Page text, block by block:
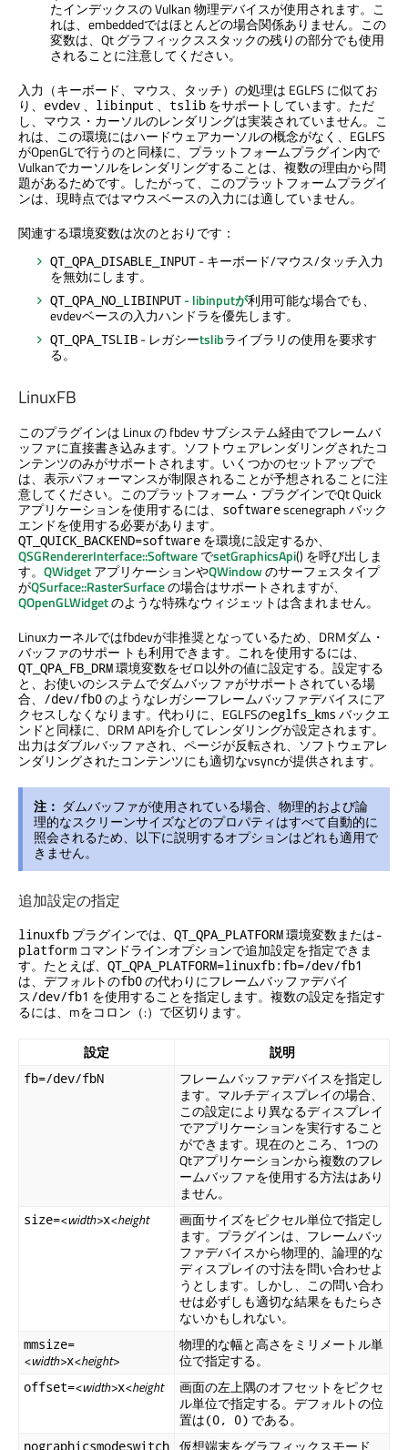
たインデックスの Vulkan 物理デバイスが使用されます。こ
れは、embeddedではほとんどの場合関係ありません。この
変数は、Qt グラフィックススタックの残りの部分でも使用
されることに注意してください。
入力（キーボード、マウス、タッチ）の処理は EGLFS に似てお
り、 evdev 、 libinput 、 tslib をサポートしています。ただ
し、マウス・カーソルのレンダリングは実装されていません。こ
れは、この環境にはハードウェアカーソルの概念がなく、EGLFS
がOpenGLで行うのと同様に、プラットフォームプラグイン内で
Vulkanでカーソルをレンダリングすることは、複数の理由から問
題があるためです。したがって、このプラットフォームプラグイ
ンは、現時点ではマウスベースの入力には適していません。
関連する環境変数は次のとおりです：
QT_QPA_DISABLE_INPUT - キーボード/マウス/タッチ入力
を無効にします。
QT_QPA_NO_LIBINPUT- libinputが利用可能な場合でも、
evdevベースの入力ハンドラを優先します。
QT_QPA_TSLIB - レガシーtslibライブラリの使用を要求す
る。
LinuxFB
このプラグインは Linux の fbdev サブシステム経由でフレームバ
ッファに直接書き込みます。ソフトウェアレンダリングされたコ
ンテンツのみがサポートされます。いくつかのセットアップで
は、表示パフォーマンスが制限されることが予想されることに注
意してください。このプラットフォーム・プラグインでQt Quick
アプリケーションを使用するには、 softwarescenegraph バック
エンドを使用する必要があります。
QT_QUICK_BACKEND=software を環境に設定するか、
QSGRendererInterface::SoftwareでsetGraphicsApi() を呼び出しま
す。 QWidgetアプリケーションやQWindowのサーフェスタイプ
がQSurface::RasterSurfaceの場合はサポートされますが、
QOpenGLWidgetのような特殊なウィジェットは含まれません。
Linuxカーネルではfbdevが非推奨となっているため、DRMダム・
バッファのサポー トも利用できます。これを使用するには、
QT_QPA_FB_DRM環境変数をゼロ以外の値に設定する。設定する
と、お使いのシステムでダムバッファがサポートされている場
合、
/dev/fb0のようなレガシーフレームバッファデバイスにア
クセスしなくなります。代わりに、EGLFSのeglfs_kms バックエ
ンドと同様に、DRM APIを介してレンダリングが設定されます。
出力はダブルバッファされ、ページが反転され、ソフトウェアレ
ンダリングされたコンテンツにも適切なvsyncが提供されます。
注： ダムバッファが使用されている場合、物理的および論
理的なスクリーンサイズなどのプロパティはすべて自動的に
照会されるため、以下に説明するオプションはどれも適用で
きません。
追加設定の指定
linuxfb プラグインでは、 QT_QPA_PLATFORM環境変数または-
platform コマンドラインオプションで追加設定を指定できま
す。たとえば、 QT_QPA_PLATFORM=linuxfb:fb=/dev/fb1
は、デフォルトのfb0の代わりにフレームバッファデバイ
ス/dev/fb1 を使用することを指定します。複数の設定を指定す
るには、mをコロン（:）で区切ります。
設定 説明
fb=/dev/fbN
フレームバッファデバイスを指定し
ます。マルチディスプレイの場合、
この設定により異なるディスプレイ
でアプリケーションを実行すること
ができます。現在のところ、1つの
Qtアプリケーションから複数のフレ
ームバッファを使用する方法はあり
ません。
size=<width>x<height
画面サイズをピクセル単位で指定し
ます。プラグインは、フレームバッ
ファデバイスから物理的、論理的な
ディスプレイの寸法を問い合わせよ
うとします。しかし、この問い合わ
せは必ずしも適切な結果をもたらさ
ないかもしれない。
mmsize=
<width>x<height>
物理的な幅と高さをミリメートル単
位で指定する。
offset=<width>x<height
画面の左上隅のオフセットをピクセ
ル単位で指定する。デフォルトの位
置は(0, 0) である。
nographicsmodeswitch 仮想端末をグラフィックスモード